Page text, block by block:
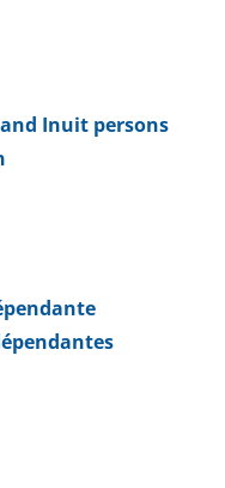
Inuit persons